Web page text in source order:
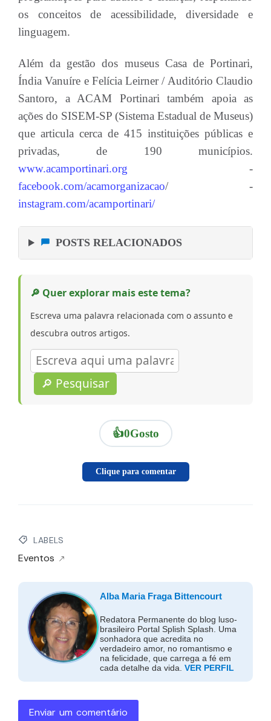
os conceitos de acessibilidade, diversidade e
linguagem.
Além da gestão dos museus Casa de Portinari,
Índia Vanuíre e Felícia Leirner / Auditório Claudio
Santoro, a ACAM Portinari também apoia as
ações do SISEM-SP (Sistema Estadual de Museus)
que articula cerca de 415 instituições públicas e
privadas, de 190 municípios.
www.acamportinari.org -
facebook.com/acamorganizacao/ -
instagram.com/acamportinari/
POSTS RELACIONADOS
🔎 Quer explorar mais este tema?
Escreva uma palavra relacionada com o assunto e
descubra outros artigos.
🔎 Pesquisar
👍0Gosto
Clique para comentar
LABELS
Eventos
Alba Maria Fraga Bittencourt
Redatora Permanente do blog luso-
brasileiro Portal Splish Splash. Uma
sonhadora que acredita no
verdadeiro amor, no romantismo e
na felicidade, que carrega a fé em
cada detalhe da vida. VER PERFIL
Enviar um comentário